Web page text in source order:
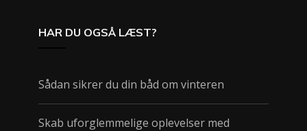
HAR DU OGSÅ LÆST?
Sådan sikrer du din båd om vinteren
Skab uforglemmelige oplevelser med